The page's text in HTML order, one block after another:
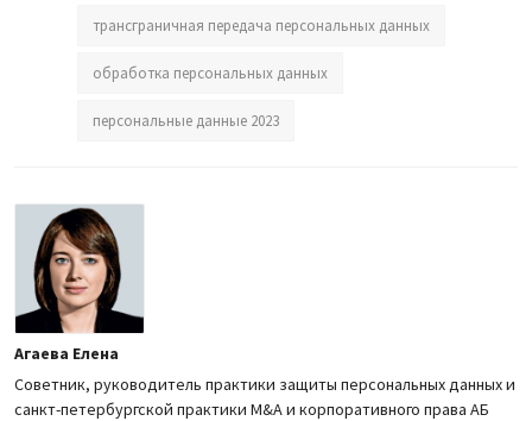
трансграничная передача персональных данных
обработка персональных данных
персональные данные 2023
Агаева Елена
Советник, руководитель практики защиты персональных данных и
санкт-петербургской практики M&A и корпоративного права АБ